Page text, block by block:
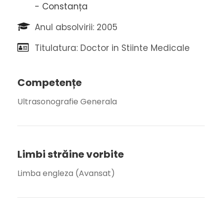
- Constanța
Anul absolvirii: 2005
Titulatura: Doctor in Stiinte Medicale
Competențe
Ultrasonografie Generala
Limbi străine vorbite
Limba engleza (Avansat)